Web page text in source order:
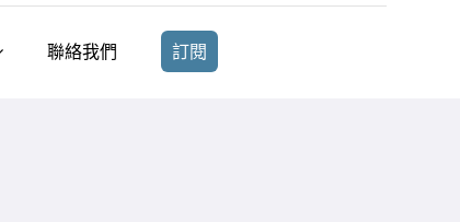
聯絡我們 訂閱